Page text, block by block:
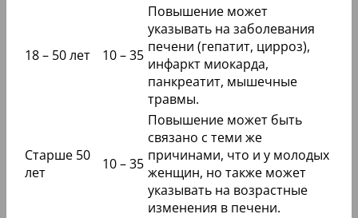
18 – 50 лет 10 – 35
Повышение может
указывать на заболевания
печени (гепатит, цирроз),
инфаркт миокарда,
панкреатит, мышечные
травмы.
Старше 50
лет
10 – 35
Повышение может быть
связано с теми же
причинами, что и у молодых
женщин, но также может
указывать на возрастные
изменения в печени.